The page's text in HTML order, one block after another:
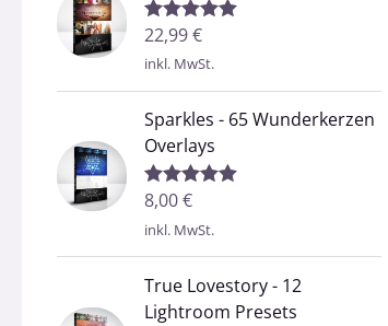
Bewertet mit
22,99€
inkl. MwSt.
Sparkles - 65 Wunderkerzen
Overlays
Bewertet mit
8,00€
inkl. MwSt.
True Lovestory - 12
Lightroom Presets